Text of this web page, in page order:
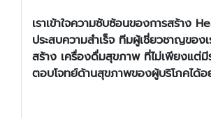
เราเข้าใจความซับซ้อนของการสร้าง
ประสบความสำเร็จ ทีมผู้เชี่ยวชาญของ
สร้าง เครื่องดื่มสุขภาพที่ไม่เพียงแต่
ตอบโจทย์ด้านสุขภาพของผู้บริโภคได้อ